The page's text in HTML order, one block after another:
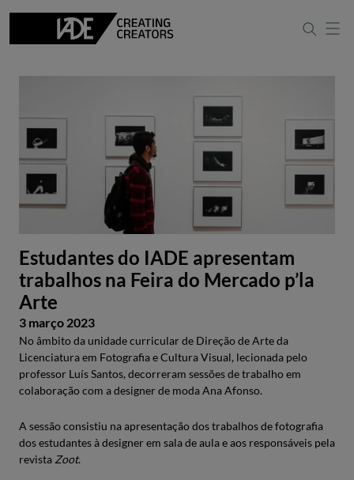
Estudantes do IADE apresentam
trabalhos na Feira do Mercado p’la
Arte
3 março 2023
No âmbito da unidade curricular de Direção de Arte da
Licenciatura em Fotografia e Cultura Visual, lecionada pelo
professor Luís Santos, decorreram sessões de trabalho em
colaboração com a designer de moda Ana Afonso.
A sessão consistiu na apresentação dos trabalhos de fotografia
dos estudantes à designer em sala de aula e aos responsáveis pela
revista Zoot.